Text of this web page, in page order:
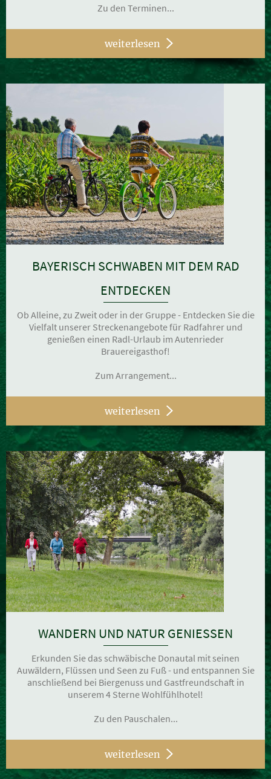
Zu den Terminen...
weiterlesen
BAYERISCH SCHWABEN MIT DEM RAD
ENTDECKEN
Ob Alleine, zu Zweit oder in der Gruppe - Entdecken Sie die
Vielfalt unserer Streckenangebote für Radfahrer und
genießen einen Radl-Urlaub im Autenrieder
Brauereigasthof!
Zum Arrangement...
weiterlesen
WANDERN UND NATUR GENIESSEN
Erkunden Sie das schwäbische Donautal mit seinen
Auwäldern, Flüssen und Seen zu Fuß - und entspannen Sie
anschließend bei Biergenuss und Gastfreundschaft in
unserem 4 Sterne Wohlfühlhotel!
Zu den Pauschalen...
weiterlesen